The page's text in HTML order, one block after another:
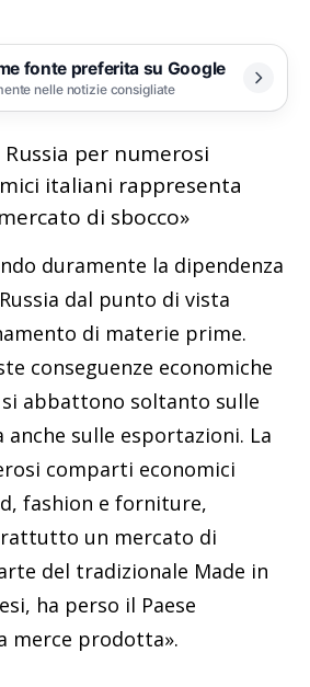
fonte preferita su Google
nelle notizie consigliate
Russia per numerosi
italiani rappresenta
di sbocco»
duramente la dipendenza
dal punto di vista
di materie prime.
conseguenze economiche
abbattono soltanto sulle
sulle esportazioni. La
comparti economici
fashion e forniture,
un mercato di
del tradizionale Made in
ha perso il Paese
merce prodotta».